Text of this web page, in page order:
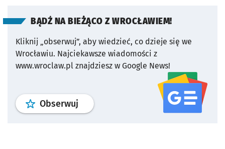
BĄDŹ NA BIEŻĄCO Z WROCŁAWIEM!
Kliknij „obserwuj”, aby wiedzieć, co dzieje się we
Wrocławiu. Najciekawsze wiadomości z
www.wroclaw.pl znajdziesz w Google News!
Obserwuj profil serwisu